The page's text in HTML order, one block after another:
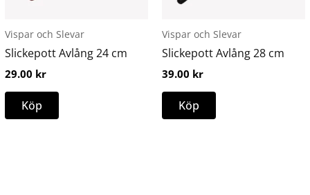
Vispar och Slevar
Slickepott Avlång 24 cm
29.00 kr
Köp
Vispar och Slevar
Slickepott Avlång 28 cm
39.00 kr
Köp